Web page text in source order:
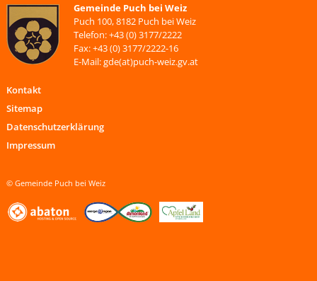
Gemeinde Puch bei Weiz
Puch 100, 8182 Puch bei Weiz
Telefon: +43 (0) 3177/2222
Fax: +43 (0) 3177/2222-16
E-Mail: gde(at)puch-weiz.gv.at
Kontakt
Sitemap
Datenschutzerklärung
Impressum
© Gemeinde Puch bei Weiz